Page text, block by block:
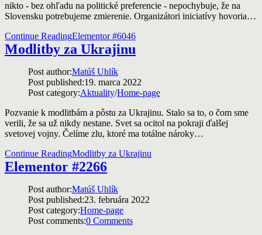
nikto - bez ohľadu na politické preferencie - nepochybuje, že na
Slovensku potrebujeme zmierenie. Organizátori iniciatívy hovoria…
Continue ReadingElementor #6046
Modlitby za Ukrajinu
Post author:Matúš Uhlík
Post published:19. marca 2022
Post category:Aktuality/Home-page
Pozvanie k modlitbám a pôstu za Ukrajinu. Stalo sa to, o čom sme
verili, že sa už nikdy nestane. Svet sa ocitol na pokraji ďalšej
svetovej vojny. Čelíme zlu, ktoré ma totálne nároky…
Continue ReadingModlitby za Ukrajinu
Elementor #2266
Post author:Matúš Uhlík
Post published:23. februára 2022
Post category:Home-page
Post comments:0 Comments